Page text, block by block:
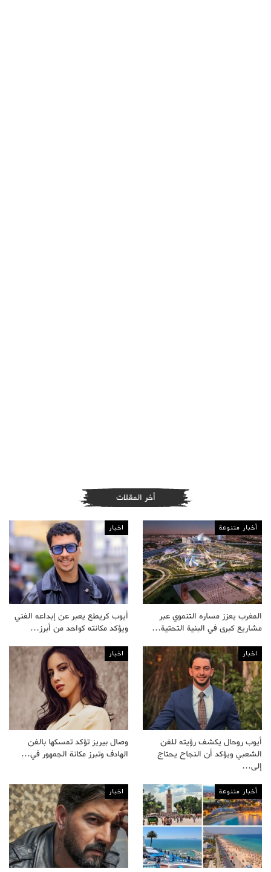
أخر المقلات
أخبار متنوعة
المغرب يعزز مساره التنموي عبر
مشاريع كبرى في البنية التحتية…
اخبار
أيوب كريطع يعبر عن إبداعه الفني
ويؤكد مكانته كواحد من أبرز…
اخبار
أيوب روحال يكشف رؤيته للفن
الشعبي ويؤكد أن النجاح يحتاج
إلى…
اخبار
وصال بيريز تؤكد تمسكها بالفن
الهادف وتبرز مكانة الجمهور في…
أخبار متنوعة اخبار